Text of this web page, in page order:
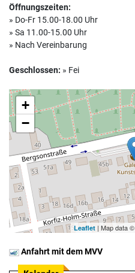
Öffnungszeiten:
» Do-Fr 15.00-18.00 Uhr
» Sa 11.00-15.00 Uhr
» Nach Vereinbarung
Geschlossen: » Fei
+
−
Leaflet | Map data ©
Anfahrt mit dem MVV